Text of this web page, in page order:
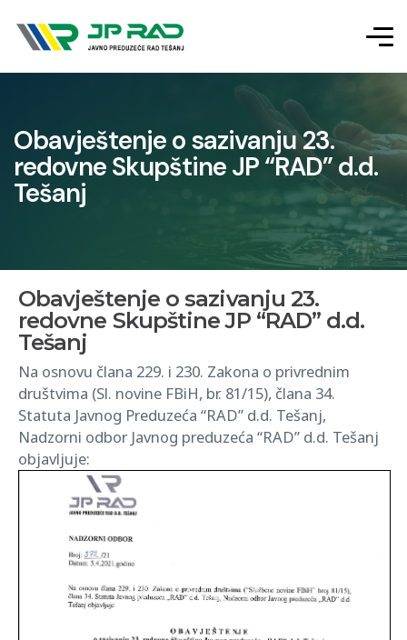
Obavještenje o sazivanju 23.
redovne Skupštine JP “RAD” d.d.
Tešanj
Obavještenje o sazivanju 23.
redovne Skupštine JP “RAD” d.d.
Tešanj
Na osnovu člana 229. i 230. Zakona o privrednim
društvima (Sl. novine FBiH, br. 81/15), člana 34.
Statuta Javnog Preduzeća “RAD” d.d. Tešanj,
Nadzorni odbor Javnog preduzeća “RAD” d.d. Tešanj
objavljuje: